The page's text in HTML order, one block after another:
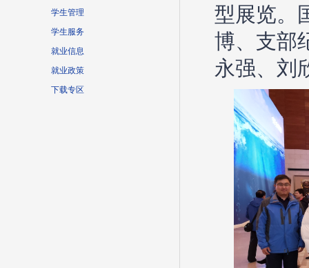
学生管理
学生服务
就业信息
就业政策
下载专区
型展览。
博、支部
永强、刘